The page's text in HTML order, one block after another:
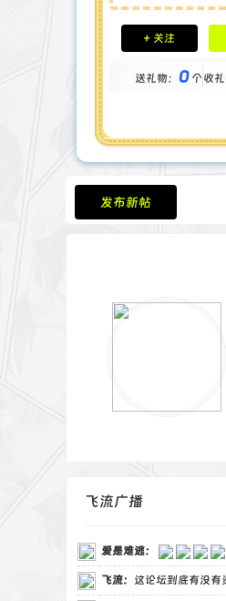
积分成就
钻石 : 0 颗
金币 : 0 枚
+ 关注
送礼物： 0个收礼
发布新帖
飞流广播
爱是难逃：
飞流： 这论坛到底有没有